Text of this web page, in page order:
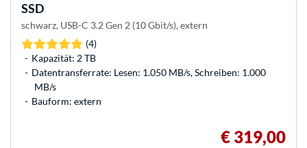
SSD
schwarz, USB-C 3.2 Gen 2 (10 Gbit/s), extern
(4)
Kapazität: 2 TB
Datentransferrate: Lesen: 1.050 MB/s, Schreiben: 1.000
MB/s
Bauform: extern
€ 319,00